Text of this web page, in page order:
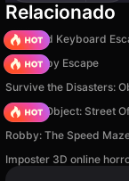
Relacionado
+1 Speed Keyboard
Your Obby Escape
Survive the Disasters:
Hidden Object: Street
Robby: The Speed
Imposter 3D online